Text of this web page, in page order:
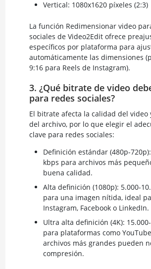
Vertical: 1080x1620 píxeles (2:3)
La función Redimensionar video
sociales de Video2Edit ofrece
específicos por plataforma para
automáticamente las dimensiones
9:16 para Reels de Instagram).
3. ¿Qué bitrate de video
para redes sociales?
El bitrate afecta la calidad del video
del archivo, por lo que elegir el
clave para redes sociales:
Definición estándar (480p-
kbps para archivos más
buena calidad.
Alta definición (1080p): 5.000-
para una imagen nítida, ideal
Instagram, Facebook o LinkedIn.
Ultra alta definición (4K):
para plataformas como
archivos más grandes pueden
compresión.